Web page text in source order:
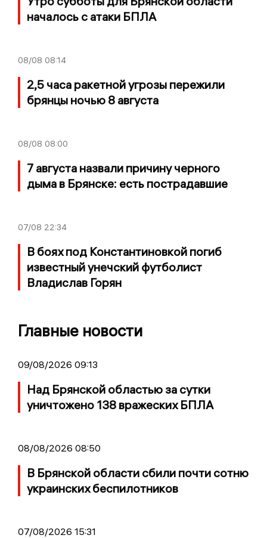
началось с атаки БПЛА
08/08 08:14
2,5 часа ракетной угрозы пережили
брянцы ночью 8 августа
08/08 08:00
7 августа назвали причину черного
дыма в Брянске: есть пострадавшие
07/08 22:34
В боях под Константиновкой погиб
известный унечский футболист
Владислав Горян
Главные новости
09/08/2026 09:13
Над Брянской областью за сутки
уничтожено 138 вражеских БПЛА
08/08/2026 08:50
В Брянской области сбили почти сотню
украинских беспилотников
07/08/2026 15:31